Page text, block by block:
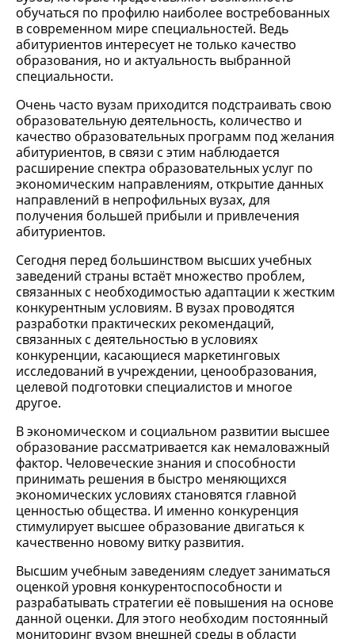
обучаться по профилю наиболее востребованных
в современном мире специальностей. Ведь
абитуриентов интересует не только качество
образования, но и актуальность выбранной
специальности.
Очень часто вузам приходится подстраивать свою
образовательную деятельность, количество и
качество образовательных программ под желания
абитуриентов, в связи с этим наблюдается
расширение спектра образовательных услуг по
экономическим направлениям, открытие данных
направлений в непрофильных вузах, для
получения большей прибыли и привлечения
абитуриентов.
Сегодня перед большинством высших учебных
заведений страны встаёт множество проблем,
связанных с необходимостью адаптации к жестким
конкурентным условиям. В вузах проводятся
разработки практических рекомендаций,
связанных с деятельностью в условиях
конкуренции, касающиеся маркетинговых
исследований в учреждении, ценообразования,
целевой подготовки специалистов и многое
другое.
В экономическом и социальном развитии высшее
образование рассматривается как немаловажный
фактор. Человеческие знания и способности
принимать решения в быстро меняющихся
экономических условиях становятся главной
ценностью общества. И именно конкуренция
стимулирует высшее образование двигаться к
качественно новому витку развития.
Высшим учебным заведениям следует заниматься
оценкой уровня конкурентоспособности и
разрабатывать стратегии её повышения на основе
данной оценки. Для этого необходим постоянный
мониторинг вузом внешней среды в области